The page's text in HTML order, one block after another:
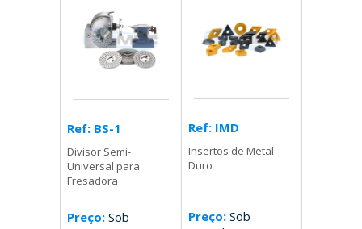
Ref: BS-1
Divisor Semi-
Universal para
Fresadora
Preço: Sob
Ref: IMD
Insertos de Metal
Duro
Preço:Sob